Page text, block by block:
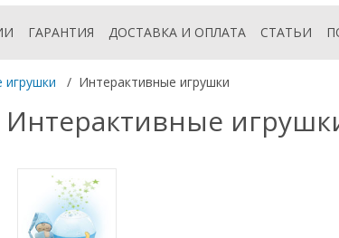
ГАРАНТИЯ ДОСТАВКА И ОПЛАТА СТАТЬИ
игрушки / Интерактивные игрушки
Интерактивные